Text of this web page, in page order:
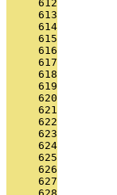
     612
     613
     614
     615
     616
     617
     618
     619
     620
     621
     622
     623
     624
     625
     626
     627